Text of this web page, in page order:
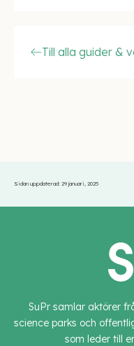
Till alla guider &
Sidan uppdaterad: 29 januari, 2025
SuPr samlar aktörer
science parks och
som leder till